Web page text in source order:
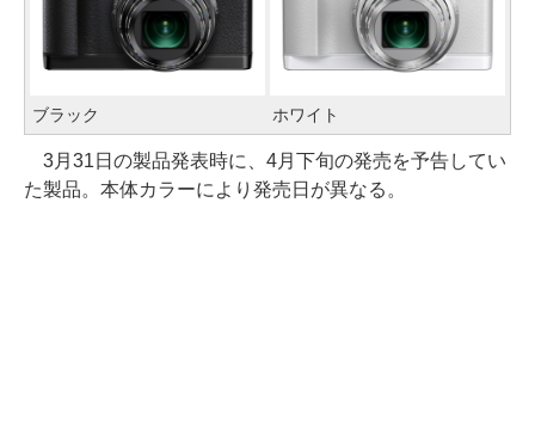
ブラック ホワイト
3月31日の製品発表時に、4月下旬の発売を予告してい
た製品。本体カラーにより発売日が異なる。